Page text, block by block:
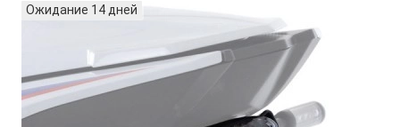
Ожидание 14 дней